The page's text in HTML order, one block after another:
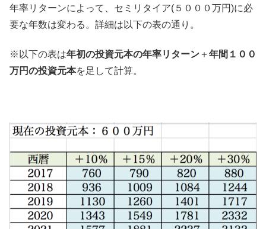
年率リターンによって、セミリタイア(５０００万円)に必
要な年数は変わる。詳細は以下の表の通り。
※以下の表は年初の投資元本の年率リターン ＋年間１００
万円の投資元本を足して計算。